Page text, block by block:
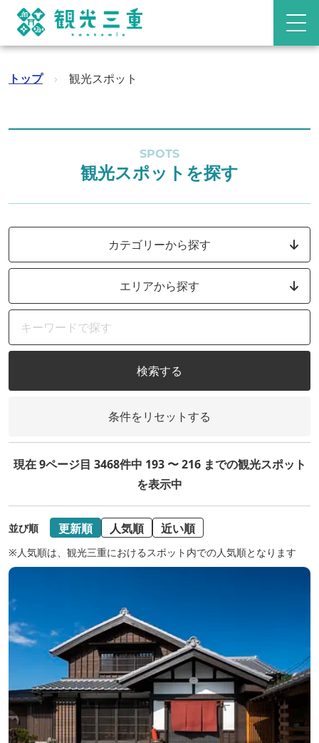
トップ › 観光スポット
SPOTS
観光スポットを探す
カテゴリーから探す
エリアから探す
検索する
条件をリセットする
現在 9ページ目 3468件中 193 〜 216 までの観光スポット
を表示中
並び順 更新順 人気順 近い順
※人気順は、観光三重におけるスポット内での人気順となります